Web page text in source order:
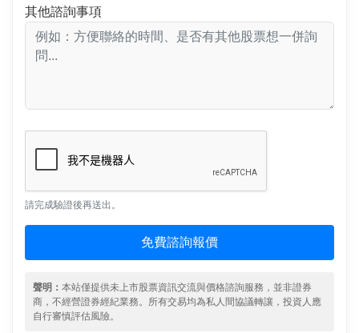
其他諮詢事項
請完成驗證後再送出。
免費諮詢報價
聲明： 本站僅提供未上市股票資訊交流與價格諮詢服務，並非證券
商，不經營證券經紀業務。所有交易均為私人間協議轉讓，投資人應
自行審慎評估風險。